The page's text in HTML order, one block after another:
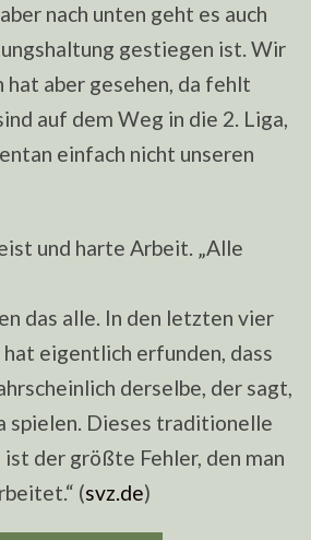
nach unten geht es auch
gestiegen ist. Wir
hat aber gesehen, da fehlt
auf dem Weg in die 2. Liga,
einfach nicht unseren
und harte Arbeit. „Alle
das alle. In den letzten vier
hat eigentlich erfunden, dass
derselbe, der sagt,
spielen. Dieses traditionelle
der größte Fehler, den man
(svz.de)